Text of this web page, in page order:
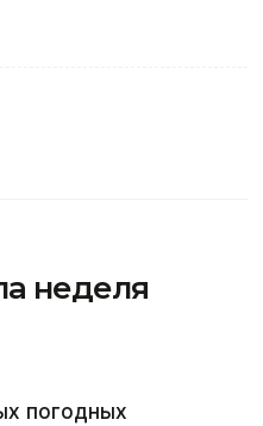
неделя
погодных